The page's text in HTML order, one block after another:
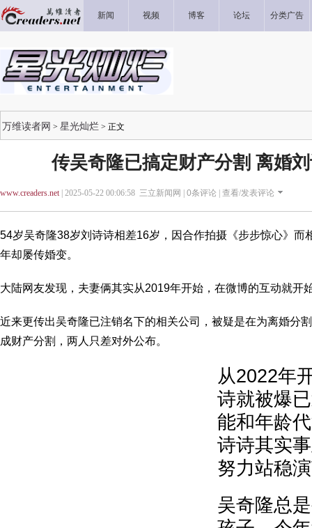
新闻 视频 博客 论坛 分类广告
万维读者网 > 星光灿烂 > 正文
传吴奇隆已搞定财产分割 离婚
www.creaders.net| 2025-05-22 00:06:58 三立新闻网 | 0条评论 | 查看/发表评论
54岁吴奇隆38岁刘诗诗相差16岁，因合作拍摄《步步惊心》而
年却屡传婚变。
大陆网友发现，夫妻俩其实从2019年开始，在微博的互动就开
近来更传出吴奇隆已注销名下的相关公司，被疑是在为离婚分
成财产分割，两人只差对外公布。
从2022年
诗就被爆
能和年龄
诗诗其实
努力站稳
吴奇隆总